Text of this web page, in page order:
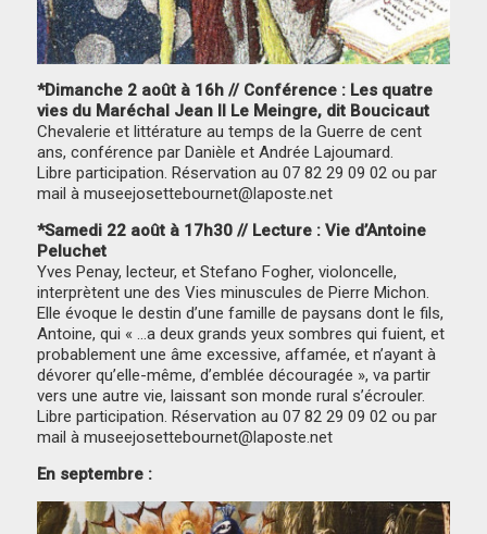
*Dimanche 2 août à 16h // Conférence : Les quatre
vies du Maréchal Jean II Le Meingre, dit Boucicaut
Chevalerie et littérature au temps de la Guerre de cent
ans, conférence par Danièle et Andrée Lajoumard.
Libre participation. Réservation au 07 82 29 09 02 ou par
mail à museejosettebournet@laposte.net
*Samedi 22 août à 17h30 // Lecture : Vie d’Antoine
Peluchet
Yves Penay, lecteur, et Stefano Fogher, violoncelle,
interprètent une des Vies minuscules de Pierre Michon.
Elle évoque le destin d’une famille de paysans dont le fils,
Antoine, qui « …a deux grands yeux sombres qui fuient, et
probablement une âme excessive, affamée, et n’ayant à
dévorer qu’elle-même, d’emblée découragée », va partir
vers une autre vie, laissant son monde rural s’écrouler.
Libre participation. Réservation au 07 82 29 09 02 ou par
mail à museejosettebournet@laposte.net
En septembre :